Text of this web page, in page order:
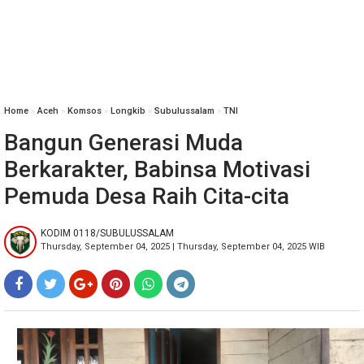
Home »‎Aceh » Komsos » Longkib » Subulussalam » TNI
Bangun Generasi Muda
Berkarakter, Babinsa Motivasi
Pemuda Desa Raih Cita-cita
KODIM 0118/SUBULUSSALAM
Thursday, September 04, 2025 | Thursday, September 04, 2025 WIB